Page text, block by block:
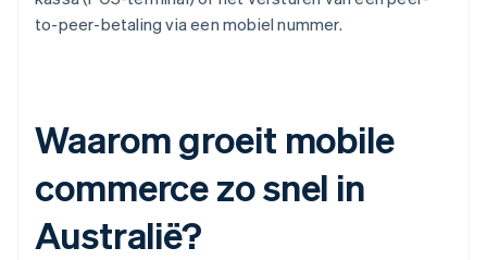
to-peer-betaling via een mobiel nummer.
Waarom groeit mobile
commerce zo snel in
Australië?